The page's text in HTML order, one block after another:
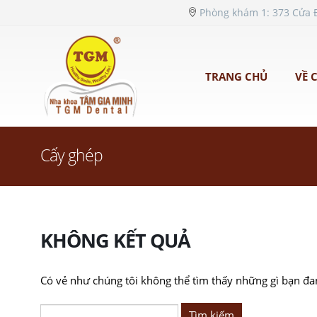
Phòng khám 1: 373 Cửa
TRANG CHỦ VỀ
Cấy ghép
KHÔNG KẾT QUẢ
Có vẻ như chúng tôi không thể tìm thấy những gì bạn